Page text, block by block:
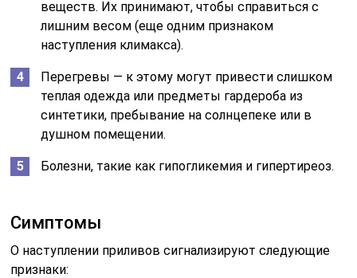
веществ. Их принимают, чтобы справиться с
лишним весом (еще одним признаком
наступления климакса).
Перегревы — к этому могут привести слишком
теплая одежда или предметы гардероба из
синтетики, пребывание на солнцепеке или в
душном помещении.
Болезни, такие как гипогликемия и гипертиреоз.
Симптомы
О наступлении приливов сигнализируют следующие
признаки: